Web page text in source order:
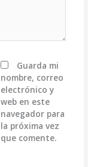
Guarda mi
nombre, correo
electrónico y
web en este
navegador para
la próxima vez
que comente.